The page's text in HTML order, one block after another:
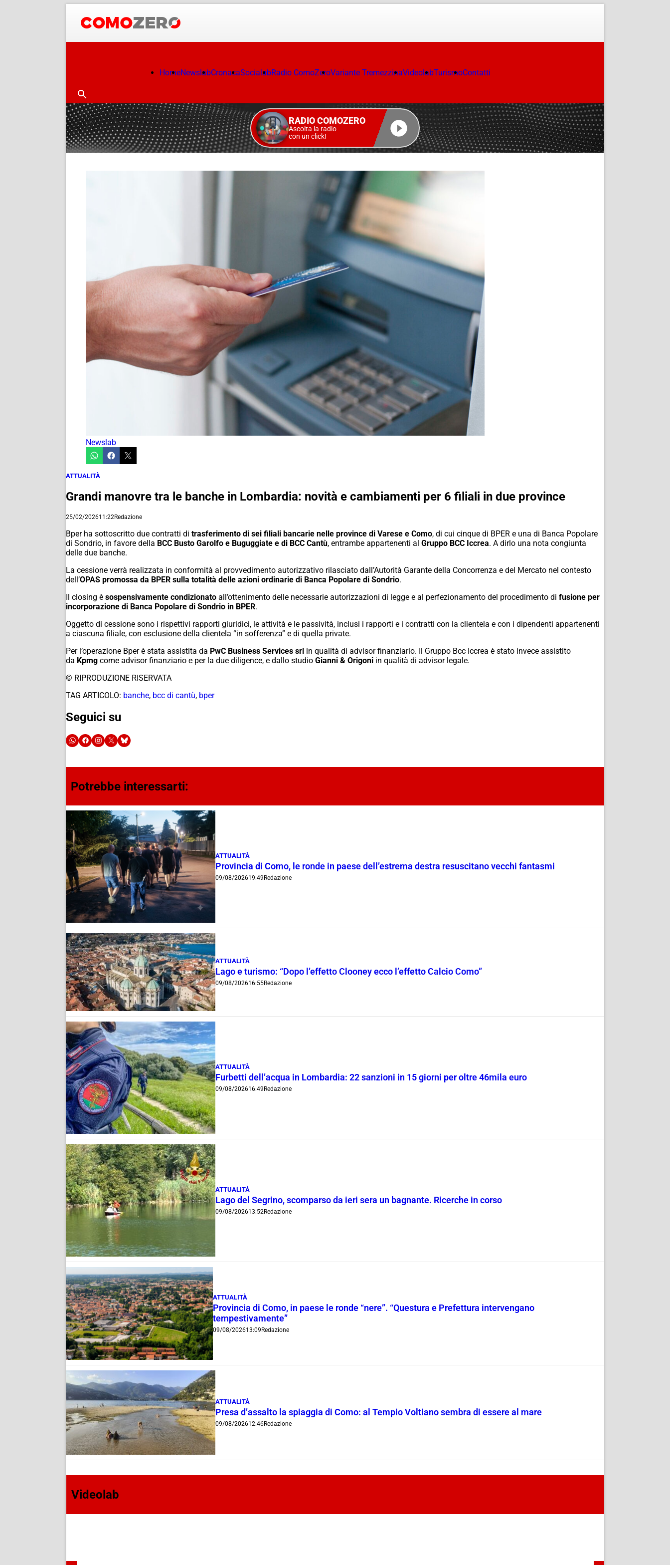
HomeNewslabCronacaSocialabRadio ComoZeroVariante TremezzinaVideolabTurismoContatti
RADIO COMOZERO
Ascolta la radio
con un click!
Newslab
ATTUALITÀ
Grandi manovre tra le banche in Lombardia: novità e cambiamenti per 6 filiali in due province
25/02/202611:22Redazione
Bper ha sottoscritto due contratti di trasferimento di sei filiali bancarie nelle province di Varese e Como, di cui cinque di BPER e una di Banca Popolare
di Sondrio, in favore della BCC Busto Garolfo e Buguggiate e di BCC Cantù, entrambe appartenenti al Gruppo BCC Iccrea. A dirlo una nota congiunta
delle due banche.
La cessione verrà realizzata in conformità al provvedimento autorizzativo rilasciato dall’Autorità Garante della Concorrenza e del Mercato nel contesto
dell’OPAS promossa da BPER sulla totalità delle azioni ordinarie di Banca Popolare di Sondrio.
Il closing è sospensivamente condizionato all’ottenimento delle necessarie autorizzazioni di legge e al perfezionamento del procedimento di fusione per
incorporazione di Banca Popolare di Sondrio in BPER.
Oggetto di cessione sono i rispettivi rapporti giuridici, le attività e le passività, inclusi i rapporti e i contratti con la clientela e con i dipendenti appartenenti
a ciascuna filiale, con esclusione della clientela “in sofferenza” e di quella private.
Per l’operazione Bper è stata assistita da PwC Business Services srl in qualità di advisor finanziario. Il Gruppo Bcc Iccrea è stato invece assistito
da Kpmg come advisor finanziario e per la due diligence, e dallo studio Gianni & Origoni in qualità di advisor legale.
© RIPRODUZIONE RISERVATA
TAG ARTICOLO: banche, bcc di cantù, bper
Seguici su
Potrebbe interessarti:
ATTUALITÀ
Provincia di Como, le ronde in paese dell’estrema destra resuscitano vecchi fantasmi
09/08/202619:49 Redazione
ATTUALITÀ
Lago e turismo: “Dopo l’effetto Clooney ecco l’effetto Calcio Como”
09/08/202616:55Redazione
ATTUALITÀ
Furbetti dell’acqua in Lombardia: 22 sanzioni in 15 giorni per oltre 46mila euro
09/08/202616:49 Redazione
ATTUALITÀ
Lago del Segrino, scomparso da ieri sera un bagnante. Ricerche in corso
09/08/202613:52Redazione
ATTUALITÀ
Provincia di Como, in paese le ronde “nere”. “Questura e Prefettura intervengano
tempestivamente”
09/08/202613:09Redazione
ATTUALITÀ
Presa d’assalto la spiaggia di Como: al Tempio Voltiano sembra di essere al mare
09/08/202612:46Redazione
Videolab